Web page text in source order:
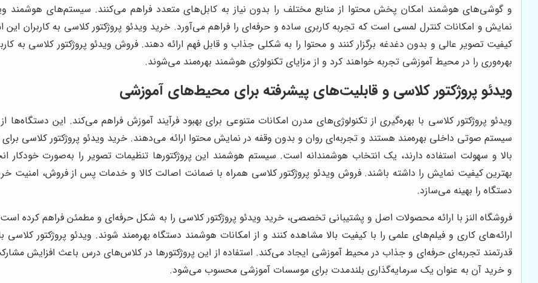
و گوشی‌های هوشمند امکان پخش محتوا از منابع مختلف را بدون نیاز به کابل‌های متعدد فراهم می‌کنند. سیستم‌های هوشمند
نمایش و امکانات کنترل لمسی است که تجربه کاربری ساده و حرفه‌ای را فراهم می‌آورد. خرید ویدئو پروژکتور کلاسی به کاربران
کیفیت تصویر عالی و بدون دغدغه برگزار کنند و محتوا را به شکلی جذاب و قابل فهم ارائه دهند. فروش ویدئو پروژکتور کلاسی به
بهره‌وری را در محیط آموزشی تجربه خواهند کرد و از مزایای تکنولوژی هوشمند بهره‌مند می‌شوند.
ویدئو پروژکتور کلاسی و قابلیت‌های پیشرفته برای محیط‌های آموزشی
ویدئو پروژکتور کلاسی با بهره‌گیری از تکنولوژی‌های مدرن امکانات متنوعی برای بهبود فرآیند آموزش فراهم می‌کند. این
سیستم صوتی داخلی بهره‌مند هستند و تجربه‌ای روان و بدون وقفه در نمایش محتوا ارائه می‌دهند. خرید ویدئو پروژکتور کلاسی
بالا و سهولت استفاده دارند، یک انتخاب هوشمندانه است. سیستم هوشمند این پروژکتورها تنظیمات تصویر را به‌صورت خودکار
بهترین کیفیت نمایش را داشته باشند. فروش ویدئو پروژکتور کلاسی همراه با ضمانت اصالت کالا و خدمات پس از فروش، امنیت
دستگاه را بهینه می‌سازد.
فروشگاه النز با ارائه محصولات اصل و پشتیبانی تخصصی، خرید ویدئو پروژکتور کلاسی را به شکل حرفه‌ای و مطمئن فراهم کرده است.
ارائه‌های کاری و فیلم‌های علمی را با کیفیت بالا مشاهده کنند و از امکانات هوشمند دستگاه بهره‌مند شوند. ویدئو پروژکتور
قدرتمند تجربه‌ای حرفه‌ای و جذاب در محیط آموزشی ایجاد می‌کند. استفاده از این پروژکتورها در کلاس‌های درس باعث افزایش
و خرید آن به عنوان یک سرمایه‌گذاری بلندمدت برای موسسات آموزشی محسوب می‌شود.